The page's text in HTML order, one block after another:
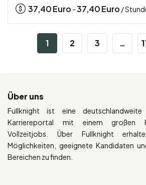
37,40Euro -37,40Euro /
1 2 3 …
Über uns
Fullknight ist eine
Karriereportal mit einem großen
Vollzeitjobs. Über Fullknight
Möglichkeiten, geeignete Kandidaten
Bereichen zu finden.